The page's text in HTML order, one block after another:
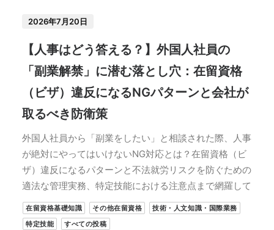
2026年7月20日
【人事はどう答える？】外国人社員の
「副業解禁」に潜む落とし穴：在留資格
（ビザ）違反になるNGパターンと会社が
取るべき防衛策
外国人社員から「副業をしたい」と相談された際、人事
が絶対にやってはいけないNG対応とは？在留資格（ビ
ザ）違反になるパターンと不法就労リスクを防ぐための
適法な管理実務、特定技能における注意点まで網羅して
在留資格基礎知識 その他在留資格
技術・人文知識・国際業務
特定技能
すべての投稿